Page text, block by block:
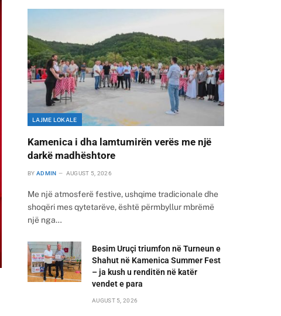
LAJME LOKALE
Kamenica i dha lamtumirën verës me një
darkë madhështore
BY ADMIN AUGUST 5, 2026
Me një atmosferë festive, ushqime tradicionale dhe
shoqëri mes qytetarëve, është përmbyllur mbrëmë
një nga…
Besim Uruçi triumfon në Turneun e
Shahut në Kamenica Summer Fest
– ja kush u renditën në katër
vendet e para
AUGUST 5, 2026